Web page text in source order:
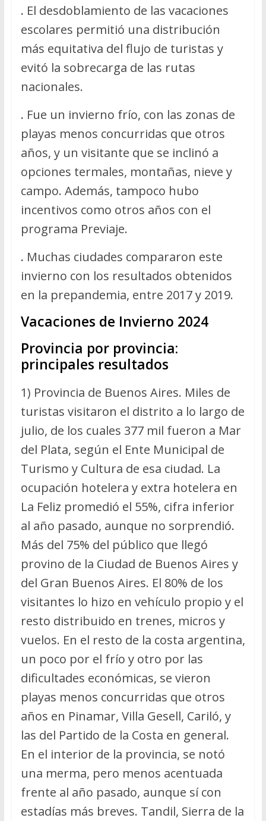
. El desdoblamiento de las vacaciones
escolares permitió una distribución
más equitativa del flujo de turistas y
evitó la sobrecarga de las rutas
nacionales.
. Fue un invierno frío, con las zonas de
playas menos concurridas que otros
años, y un visitante que se inclinó a
opciones termales, montañas, nieve y
campo. Además, tampoco hubo
incentivos como otros años con el
programa Previaje.
. Muchas ciudades compararon este
invierno con los resultados obtenidos
en la prepandemia, entre 2017 y 2019.
Vacaciones de Invierno 2024
Provincia por provincia:
principales resultados
1) Provincia de Buenos Aires. Miles de
turistas visitaron el distrito a lo largo de
julio, de los cuales 377 mil fueron a Mar
del Plata, según el Ente Municipal de
Turismo y Cultura de esa ciudad. La
ocupación hotelera y extra hotelera en
La Feliz promedió el 55%, cifra inferior
al año pasado, aunque no sorprendió.
Más del 75% del público que llegó
provino de la Ciudad de Buenos Aires y
del Gran Buenos Aires. El 80% de los
visitantes lo hizo en vehículo propio y el
resto distribuido en trenes, micros y
vuelos. En el resto de la costa argentina,
un poco por el frío y otro por las
dificultades económicas, se vieron
playas menos concurridas que otros
años en Pinamar, Villa Gesell, Cariló, y
las del Partido de la Costa en general.
En el interior de la provincia, se notó
una merma, pero menos acentuada
frente al año pasado, aunque sí con
estadías más breves. Tandil, Sierra de la